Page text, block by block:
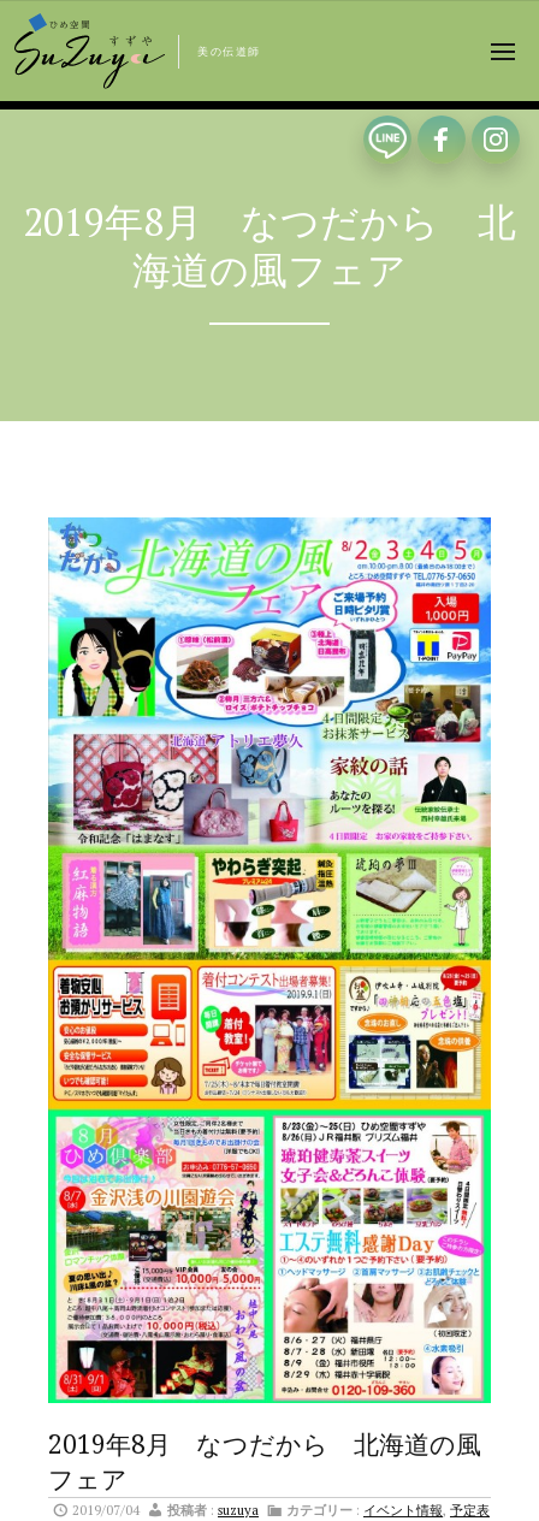
美の伝道師
2019年8月 なつだから 北
海道の風フェア
2019年8月 なつだから 北海道の風
フェア
2019/07/04 投稿者 : suzuya カテゴリー : イベント情報, 予定表